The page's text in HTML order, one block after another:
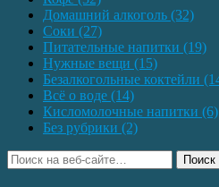
Домашний алкоголь (32)
Соки (27)
Питательные напитки (19)
Нужные вещи (15)
Безалкогольные коктейли
Всё о воде (14)
Кисломолочные напитки (6)
Без рубрики (2)
Поиск